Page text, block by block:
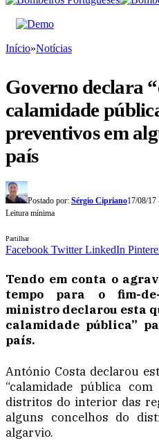
Início»Notícias
Governo declara
calamidade
preventivos em
país
Postado por: Sérgio Cipriano17/08/17
Leitura mínima
Partilhar
Facebook Twitter LinkedIn
Tendo em conta o
tempo para o fim-
ministro declarou esta
calamidade pública”
país.
António Costa declarou
“calamidade pública
distritos do interior das
alguns concelhos do
algarvio.